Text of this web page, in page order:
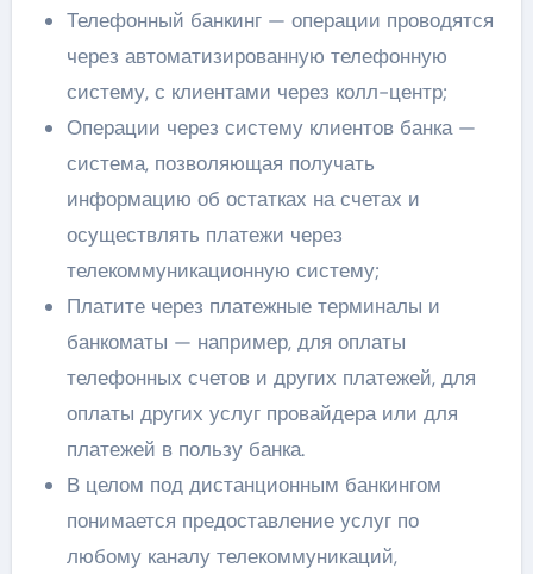
Телефонный банкинг — операции проводятся
через автоматизированную телефонную
систему, с клиентами через колл-центр;
Операции через систему клиентов банка —
система, позволяющая получать
информацию об остатках на счетах и
осуществлять платежи через
телекоммуникационную систему;
Платите через платежные терминалы и
банкоматы — например, для оплаты
телефонных счетов и других платежей, для
оплаты других услуг провайдера или для
платежей в пользу банка.
В целом под дистанционным банкингом
понимается предоставление услуг по
любому каналу телекоммуникаций,